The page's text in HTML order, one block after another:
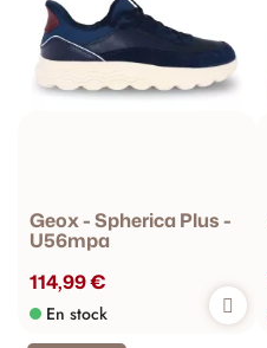
Geox - Spherica Plus -
U56mpa
114,99 €
En stock